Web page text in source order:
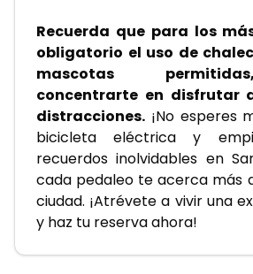
Recuerda que para los
obligatorio el uso de
mascotas
concentrarte en disfrutar
distracciones. ¡No esperes
bicicleta eléctrica y
recuerdos inolvidables en
cada pedaleo te acerca más
ciudad. ¡Atrévete a vivir una
y haz tu reserva ahora!